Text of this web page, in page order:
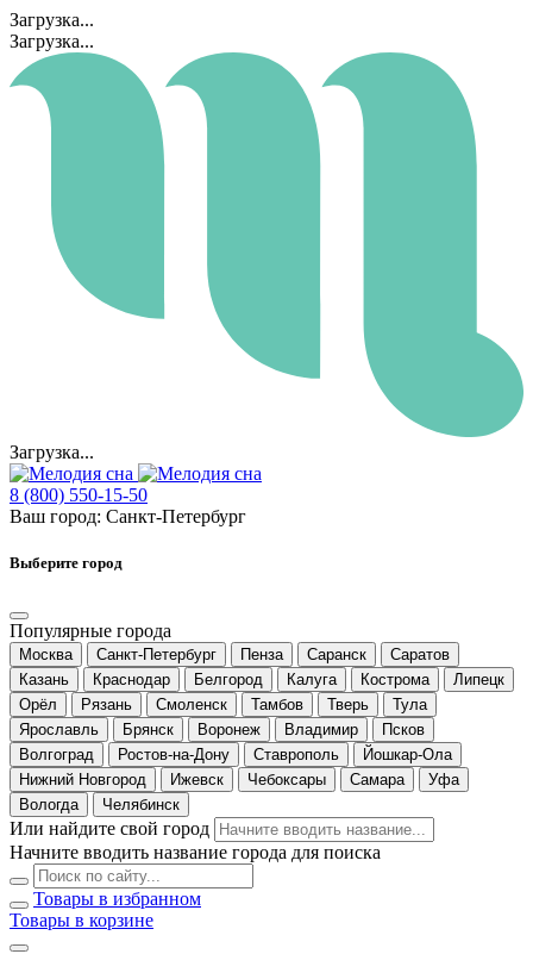
Загрузка...
Загрузка...
Загрузка...
8 (800) 550-15-50
Ваш город: Санкт-Петербург
Выберите город
Популярные города
Москва Санкт-Петербург Пенза Саранск
Саратов
Казань
Краснодар Белгород Калуга Кострома
Липецк
Орёл
Рязань Смоленск Тамбов Тверь
Тула
Ярославль
Брянск Воронеж Владимир
Псков
Волгоград
Ростов-на-Дону Ставрополь
Йошкар-Ола
Нижний Новгород
Ижевск Чебоксары Самара
Уфа
Вологда
Челябинск
Или найдите свой город
Начните вводить название города для поиска
Товары в избранном
Товары в корзине